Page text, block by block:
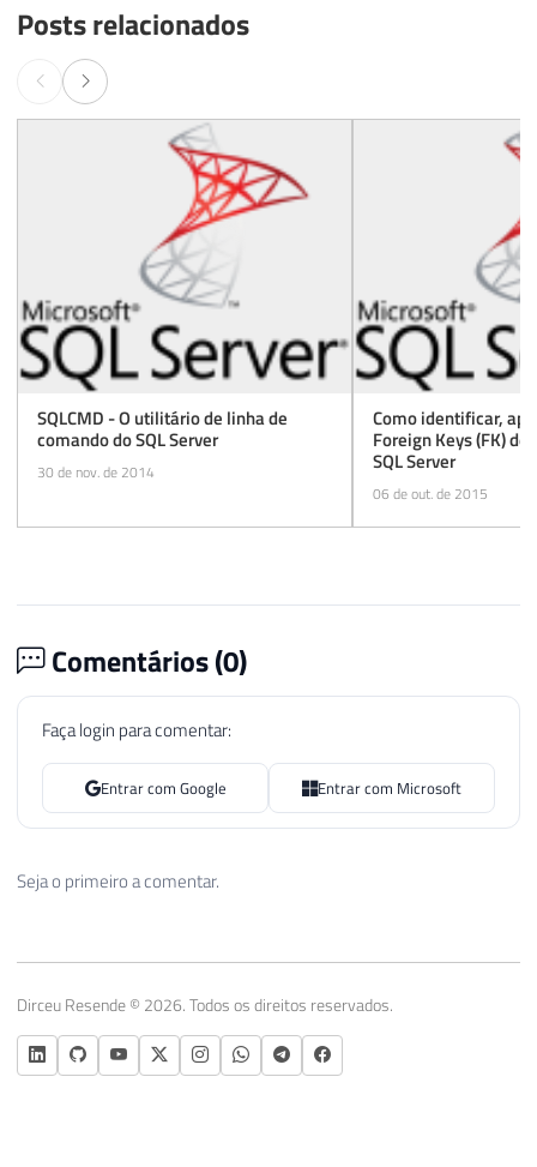
Posts relacionados
SQLCMD - O utilitário de linha de
comando do SQL Server
30 de nov. de 2014
Como identificar,
Foreign Keys (FK)
SQL Server
06 de out. de 2015
Comentários (0)
Faça login para comentar:
Entrar com Google Entrar com Microsoft
Seja o primeiro a comentar.
Dirceu Resende © 2026. Todos os direitos reservados.